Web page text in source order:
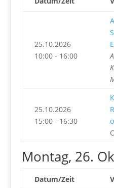
25.10.2026
10:00 - 16:00
25.10.2026
15:00 - 16:30
Montag, 26.
Datum/Zeit